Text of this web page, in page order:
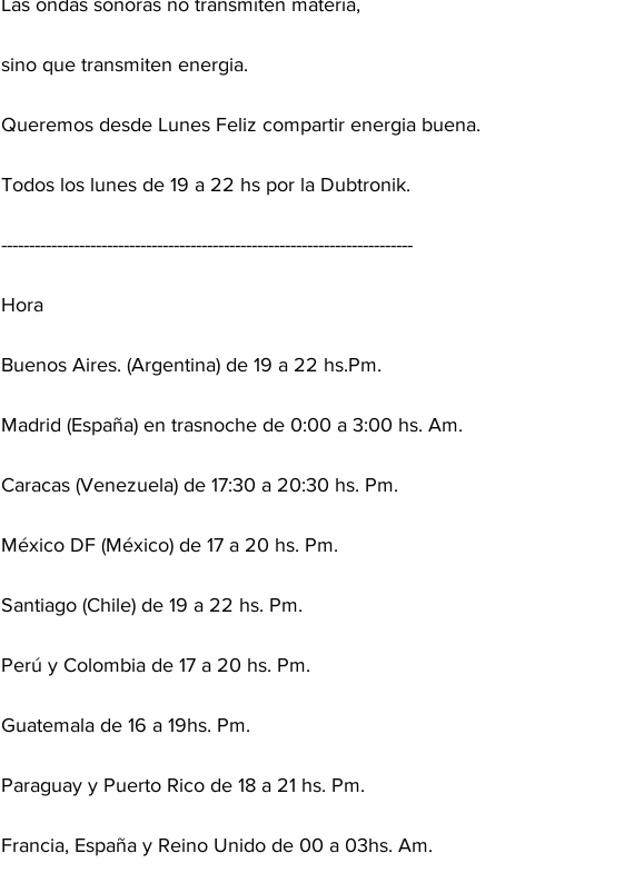
sino que transmiten energia.
Queremos desde Lunes Feliz compartir energia buena.
Todos los lunes de 19 a 22 hs por la Dubtronik.
--------------------------------------------------------------------------
Hora
Buenos Aires. (Argentina) de 19 a 22 hs.Pm.
Madrid (España) en trasnoche de 0:00 a 3:00 hs. Am.
Caracas (Venezuela) de 17:30 a 20:30 hs. Pm.
México DF (México) de 17 a 20 hs. Pm.
Santiago (Chile) de 19 a 22 hs. Pm.
Perú y Colombia de 17 a 20 hs. Pm.
Guatemala de 16 a 19hs. Pm.
Paraguay y Puerto Rico de 18 a 21 hs. Pm.
Francia, España y Reino Unido de 00 a 03hs. Am.